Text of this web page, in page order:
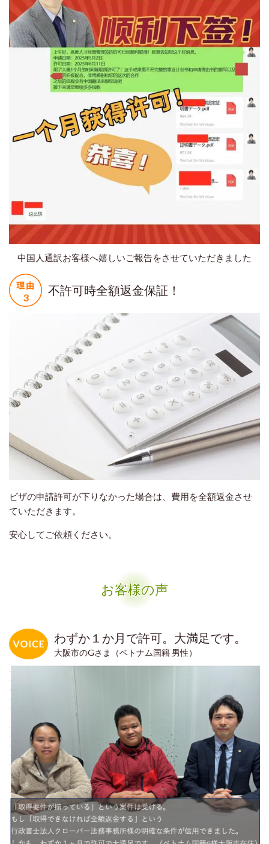
中国人通訳お客様へ嬉しいご報告をさせていただきました
不許可時全額返金保証！
ビザの申請許可が下りなかった場合は、費用を全額返金させ
ていただきます。
安心してご依頼ください。
お客様の声
わずか１か月で許可。大満足です。
大阪市のGさま（ベトナム国籍 男性）